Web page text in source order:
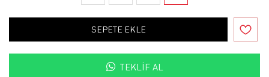
SEPETE EKLE
TEKLIF AL